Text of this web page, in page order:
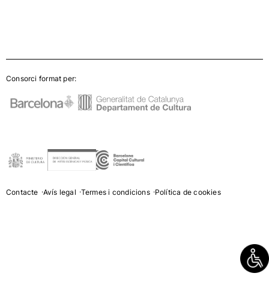
Consorci format per:
Contacte Avís legal Termes i condicions Política de cookies